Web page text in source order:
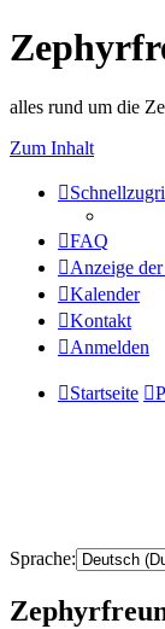
alles rund um die
Zum Inhalt
FAQ
Anzeige
Kalender
Kontakt
Anmelden
Startseite
Sprache: